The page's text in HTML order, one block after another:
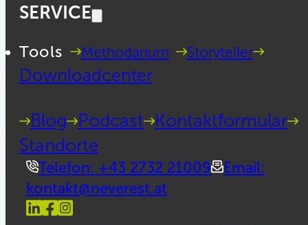
SERVICE
Tools Methodarium Storyteller
Downloadcenter
Blog Podcast Kontaktformular
Standorte
Telefon: +43 2732 21009
Email:
kontakt@neverest.at